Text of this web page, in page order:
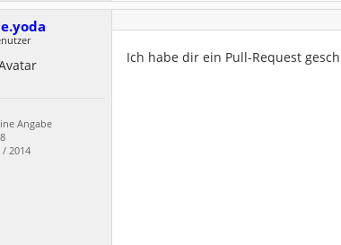
Angabe
/ 2014
Ich habe dir ein Pull-Request